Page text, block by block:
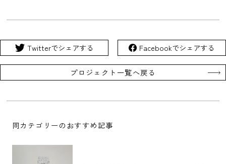
Twitterでシェアする Facebookでシェアする
プロジェクト一覧へ戻る
同カテゴリーのおすすめ記事